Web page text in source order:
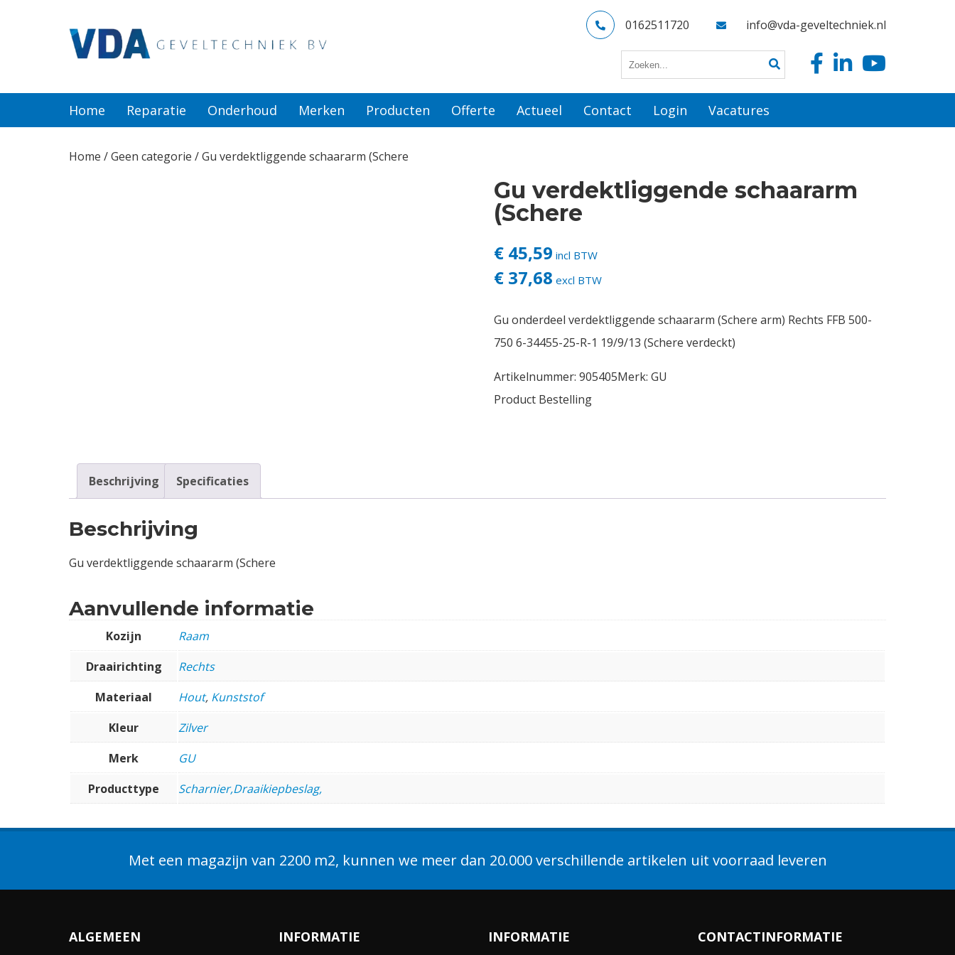
0162511720 info@vda-geveltechniek.nl
Home Reparatie Onderhoud Merken Producten Offerte Actueel Contact Login Vacatures
Home /Geen categorie / Gu verdektliggende schaararm (Schere
Gu verdektliggende schaararm
(Schere
€ 45,59 incl BTW
€ 37,68 excl BTW
Gu onderdeel verdektliggende schaararm (Schere arm) Rechts FFB 500-
750 6-34455-25-R-1 19/9/13 (Schere verdeckt)
Artikelnummer: 905405Merk: GU
Product Bestelling
Beschrijving Specificaties
Beschrijving
Gu verdektliggende schaararm (Schere
Aanvullende informatie
Kozijn
Raam
Draairichting
Rechts
Materiaal
Hout, Kunststof
Kleur
Zilver
Merk
GU
Producttype
Scharnier,Draaikiepbeslag,
Met een magazijn van 2200 m2, kunnen we meer dan 20.000 verschillende artikelen uit voorraad leveren
ALGEMEEN INFORMATIE INFORMATIE CONTACTINFORMATIE